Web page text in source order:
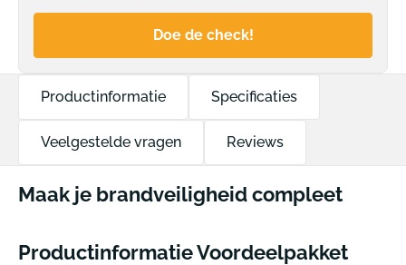
Doe de check!
Productinformatie Specificaties
Veelgestelde vragen Reviews
Maak je brandveiligheid compleet
Productinformatie Voordeelpakket